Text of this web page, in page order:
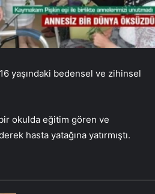
yaşındaki bedensel ve zihinsel
okulda eğitim gören ve
hasta yatağına yatırmıştı.